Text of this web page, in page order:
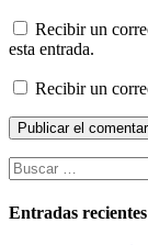
Recibir un
esta entrada.
Recibir un
Buscar:
Entradas recientes